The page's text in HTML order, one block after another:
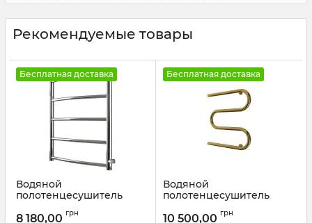
Рекомендуемые товары
Бесплатная доставка
Водяной
полотенцесушитель
Полотенцесушитель
8 180,00 грн
Бесплатная доставка
Водяной
полотенцесушитель
Полотенцесушитель
10 500,00 грн